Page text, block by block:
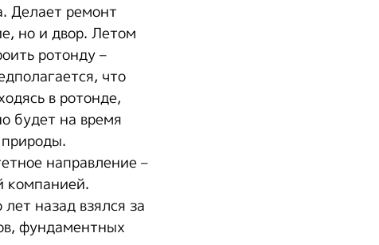
Делает ремонт
но и двор. Летом
ротонду –
что
в ротонде,
будет на время
направление –
компанией.
назад взялся за
фундаментных